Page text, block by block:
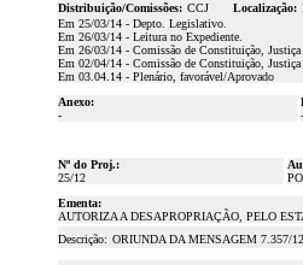
Distribuição/Comissões: CCJ Localização:
Em 25/03/14 - Depto. Legislativo.
Em 26/03/14 - Leitura no Expediente.
Em 26/03/14 - Comissão de Constituição, Justiça
Em 02/04/14 - Comissão de Constituição, Justiça
Em 03.04.14 - Plenário, favorável/Aprovado
Anexo:
-
-
Nº do Proj.:
25/12
Ementa:
AUTORIZA A DESAPROPRIAÇÃO, PELO
Descrição: ORIUNDA DA MENSAGEM 7.357/12